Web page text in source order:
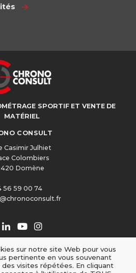
SPORTIF ET VENTE DE
MATÉRIEL
CONSULT
Casimir Julhiet
Colombiers
Domène
56 59 00 74
sur notre site Web pour vous
pertinente en vous souvenant
visites répétées. En cliquant